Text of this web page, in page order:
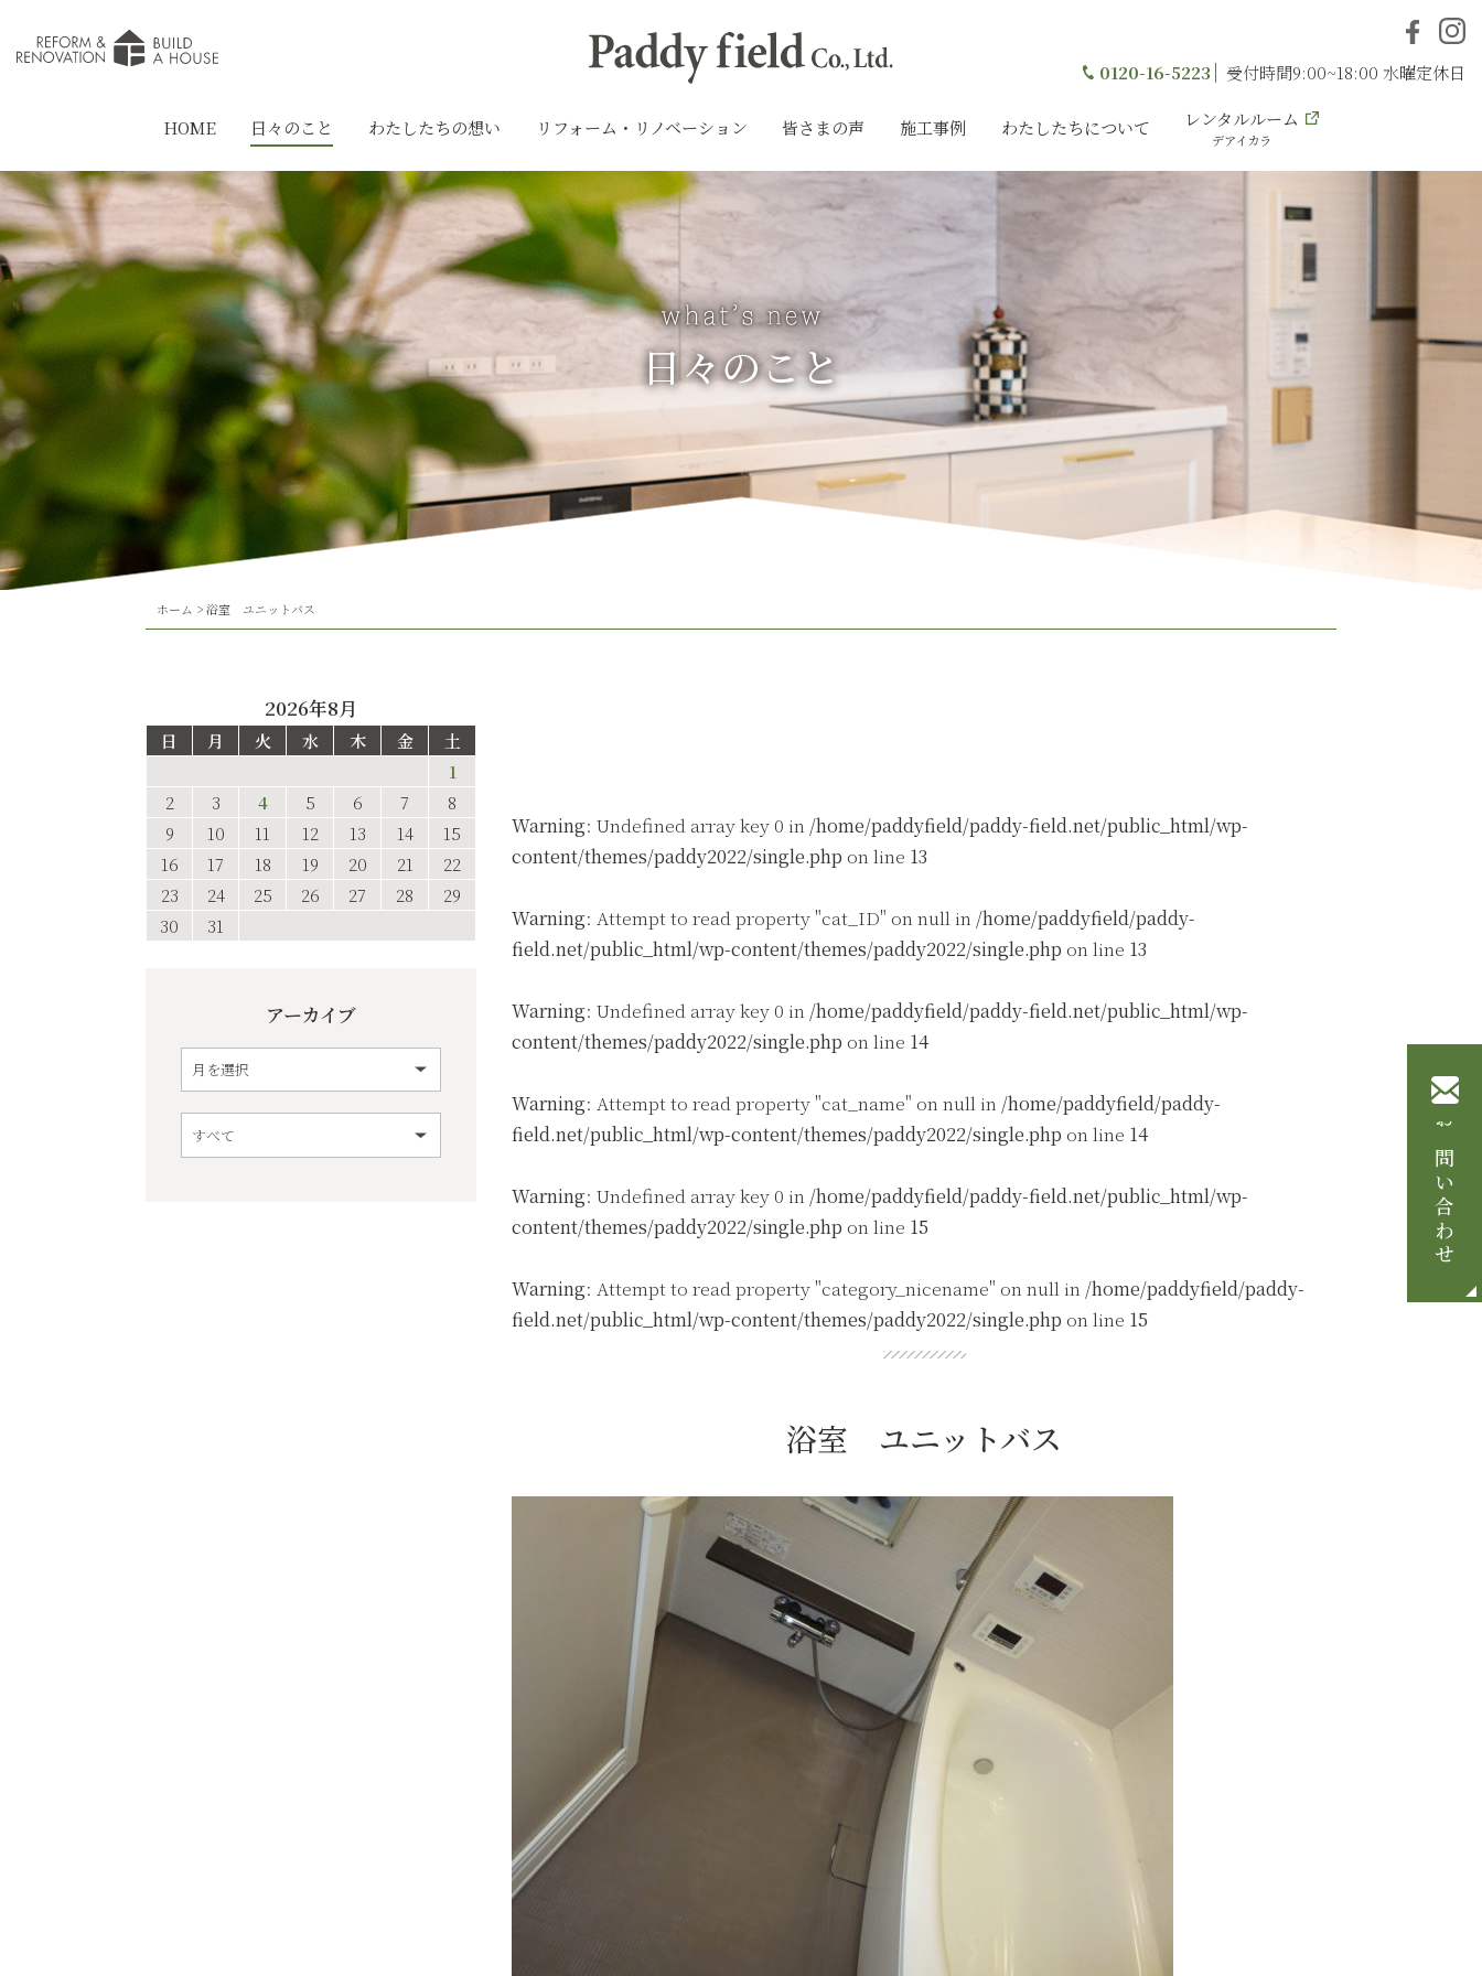
0120-16-5223 受付時間9:00~18:00 水曜定休日
HOME 日々のこと わたしたちの想い リフォーム・リノベーション 皆さまの声 施工事例 わたしたちについて レンタルルーム
デアイカラ
お問い合わせ
日々のこと
ホーム >浴室 ユニットバス
Warning: Undefined array key 0 in /home/paddyfield/paddy-field.net/public_html/wp-
content/themes/paddy2022/single.php on line 13
Warning: Attempt to read property "cat_ID" on null in /home/paddyfield/paddy-
field.net/public_html/wp-content/themes/paddy2022/single.php on line 13
Warning: Undefined array key 0 in /home/paddyfield/paddy-field.net/public_html/wp-
content/themes/paddy2022/single.php on line 14
Warning: Attempt to read property "cat_name" on null in /home/paddyfield/paddy-
field.net/public_html/wp-content/themes/paddy2022/single.php on line 14
Warning: Undefined array key 0 in /home/paddyfield/paddy-field.net/public_html/wp-
content/themes/paddy2022/single.php on line 15
Warning: Attempt to read property "category_nicename" on null in /home/paddyfield/paddy-
field.net/public_html/wp-content/themes/paddy2022/single.php on line 15
浴室 ユニットバス
2026年8月
日 月 火 水 木 金
土
1
2
3 4 5 6 7
8
9
10 11 12 13 14
15
16
17 18 19 20 21
22
23
24 25 26 27 28
29
30
31
アーカイブ